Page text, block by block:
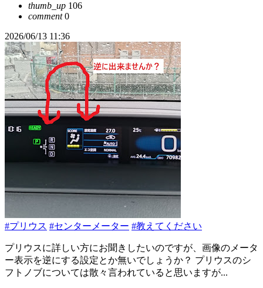
thumb_up 106
comment0
2026/06/13 11:36
#プリウス #センターメーター #教えてください
プリウスに詳しい方にお聞きしたいのですが、画像のメータ
ー表示を逆にする設定とか無いでしょうか？ プリウスのシ
フトノブについては散々言われていると思いますが...